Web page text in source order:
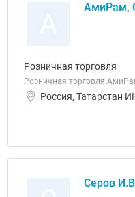
АмиРам,
Розничная торговля
Розничная торговля
Россия, Татарстан
Серов